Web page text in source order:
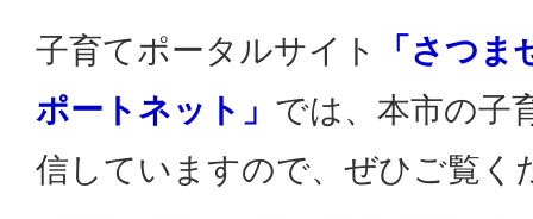
子育てポータルサイト
「さつ
ポートネット」 では、本市の子
信していますので、ぜひご覧く